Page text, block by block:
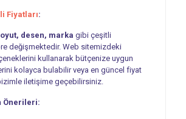
Fiyatları:
desen, marka gibi çeşitli
değişmektedir. Web sitemizdeki
kullanarak bütçenize uygun
kolayca bulabilir veya en güncel fiyat
iletişime geçebilirsiniz.
Önerileri: